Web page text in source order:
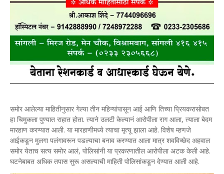
समोर आलेल्या माहितीनुसार गेल्या तीन महिन्यांपासून आई आणि तिच्या प्रियकरासोबत
हा चिमुकला पुण्यात राहात होता. त्याने उलटी केल्यानं आरोपीला राग आला, त्याला बेदम
मारहाण करण्यात आली. या मारहाणीमध्ये त्याचा मृत्यू झाला आहे. विशेष म्हणजे
आईकडून मुलगा पलंगावरून पडल्याचा बनाव करण्यात आला मात्र शवविच्छेद अहवाल
समोर येताच सत्य समोर आलं, पोलिसांनी या प्रकरणातील आरोपीला अटक केली आहे.
घटनेबाबत अधिक तपास सुरू असल्याची माहिती पोलिसांकडून देण्यात आली आहे.